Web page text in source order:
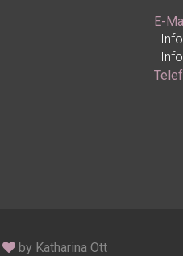
E-
by Katharina Ott